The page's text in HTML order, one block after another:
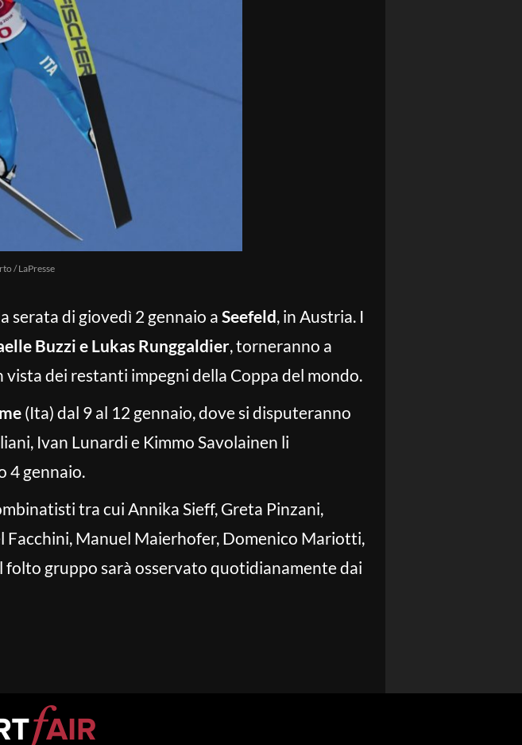
/ LaPresse
serata di giovedì 2 gennaio a Seefeld, in Austria. I
Buzzi e Lukas Runggaldier, torneranno a
dei restanti impegni della Coppa del mondo.
(Ita) dal 9 al 12 gennaio, dove si disputeranno
Ivan Lunardi e Kimmo Savolainen li
4 gennaio.
tra cui Annika Sieff, Greta Pinzani,
Manuel Maierhofer, Domenico Mariotti,
folto gruppo sarà osservato quotidianamente dai